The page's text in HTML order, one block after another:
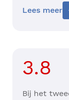
Lees meer
3.8
Bij het